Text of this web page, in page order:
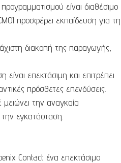
είναι διαθέσιμο
προσφέρει εκπαίδευση για τη
διακοπή της παραγωγής,
είναι επεκτάσιμη και επιτρέπει
πρόσθετες επενδύσεις.
την αναγκαία
εγκατάσταση.
Contact ένα επεκτάσιμο